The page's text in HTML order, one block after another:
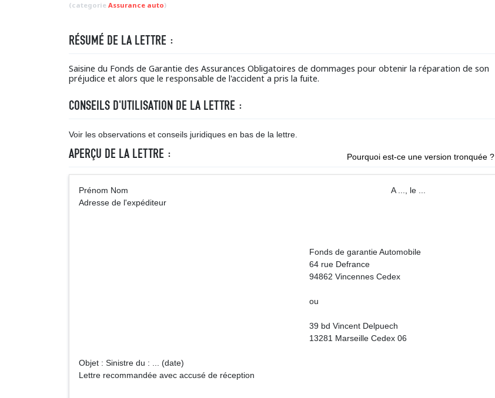
(categorie Assurance auto)
RÉSUMÉ DE LA LETTRE :
Saisine du Fonds de Garantie des Assurances Obligatoires de dommages pour obtenir la réparation de son
préjudice et alors que le responsable de l'accident a pris la fuite.
CONSEILS D'UTILISATION DE LA LETTRE :
Voir les observations et conseils juridiques en bas de la lettre.
APERÇU DE LA LETTRE : Pourquoi est-ce une version tronquée ?
Prénom Nom A ..., le ...
Adresse de l'expéditeur
Fonds de garantie Automobile
64 rue Defrance
94862 Vincennes Cedex
ou
39 bd Vincent Delpuech
13281 Marseille Cedex 06
Objet : Sinistre du : ... (date)
Lettre recommandée avec accusé de réception